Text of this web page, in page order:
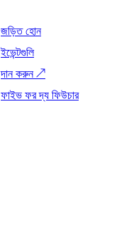
জড়িত হোন
ইভেন্টগুলি
দান করুন↗
ফাইভ ফর দ্য ফিউচার